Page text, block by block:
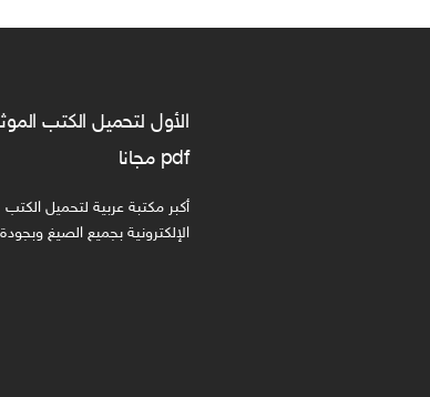
الأول لتحميل الكتب
pdf مجانا
أكبر مكتبة عربية لتحميل الكتب
الإلكترونية بجميع الصيغ